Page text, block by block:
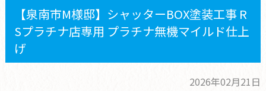
【泉南市M様邸】シャッターBOX塗装工事 R
Sプラチナ店専用 プラチナ無機マイルド仕上
げ
2026年02月21日